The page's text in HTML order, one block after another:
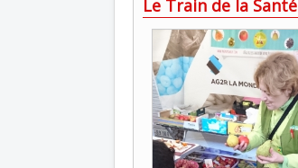
Le Train de la Santé